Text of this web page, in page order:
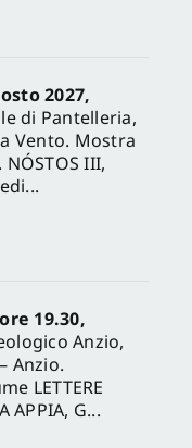
2027,
di Pantelleria,
Vento. Mostra
NÓSTOS III,
19.30,
Anzio,
Anzio.
LETTERE
APPIA, G...